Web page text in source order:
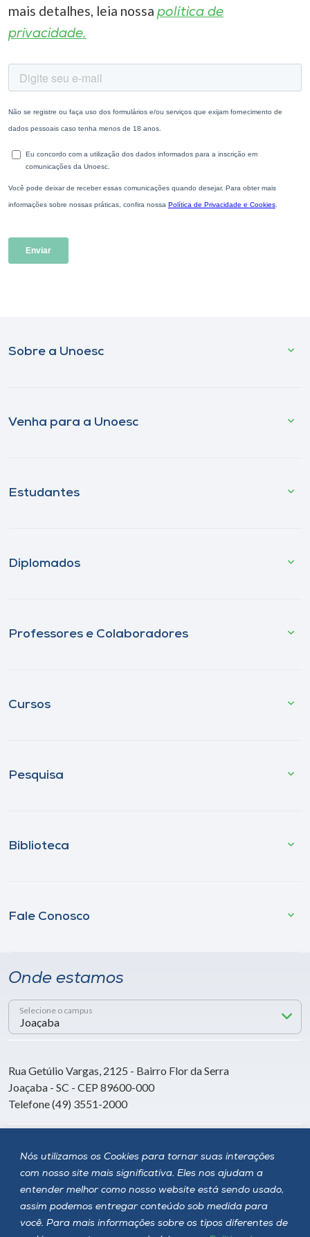
Nós utilizamos os Cookies para tornar suas interações
com nosso site mais significativa. Eles nos ajudam a
entender melhor como nosso website está sendo usado,
assim podemos entregar conteúdo sob medida para
você. Para mais informações sobre os tipos diferentes de
mais detalhes, leia nossa política de
privacidade.
Sobre a Unoesc
Venha para a Unoesc
Estudantes
Diplomados
Professores e Colaboradores
Cursos
Pesquisa
Biblioteca
Fale Conosco
Onde estamos
Selecione o campus
Rua Getúlio Vargas, 2125 - Bairro Flor da Serra
Joaçaba - SC - CEP 89600-000
Telefone (49) 3551-2000
Siga a Unoesc